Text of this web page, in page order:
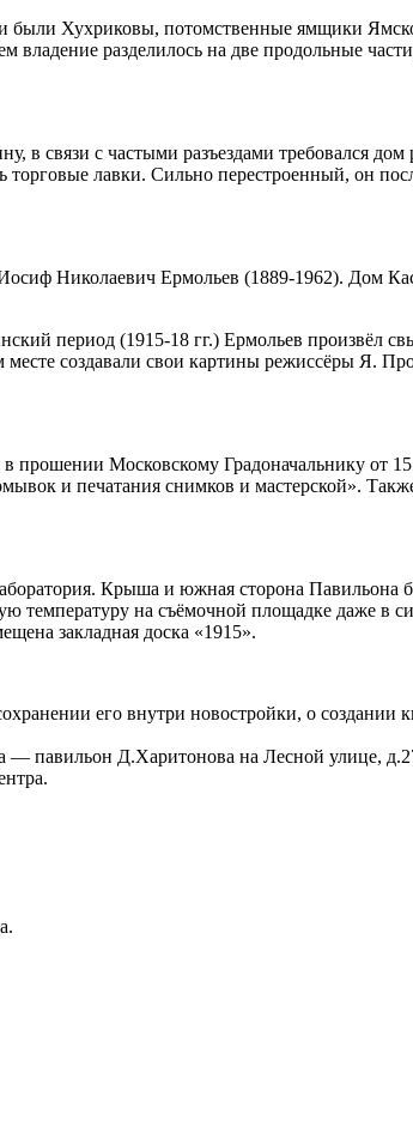
были Хухриковы, потомственные ямщики
разделилось на две продольные
связи с частыми разъездами требовался
лавки. Сильно перестроенный, он
Николаевич Ермольев (1889-1962). Дом
период (1915-18 гг.) Ермольев произвёл
создавали свои картины режиссёры Я.
прошении Московскому Градоначальнику от
и печатания снимков и мастерской».
Крыша и южная сторона Павильона
температуру на съёмочной площадке даже в
закладная доска «1915».
его внутри новостройки, о создании
— павильон Д.Харитонова на Лесной улице,